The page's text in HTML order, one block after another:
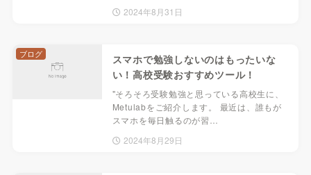
2024年8月31日
スマホで勉強しないのはもったいな
い！高校受験おすすめツール！
"そろそろ受験勉強と思っている高校生に、
Metulabをご紹介します。 最近は、誰もが
スマホを毎日触るのが習…
2024年8月29日
ブログ